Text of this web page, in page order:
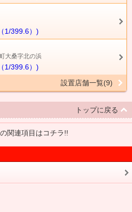
1/399.6）)
大桑字北の浜
1/399.6）)
設置店舗一覧(9)
トップに戻る
関連項目はコチラ!!